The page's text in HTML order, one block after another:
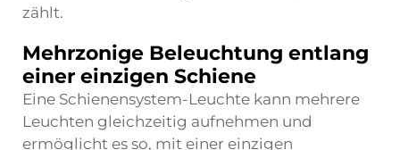
zählt.
Mehrzonige Beleuchtung entlang
einer einzigen Schiene
Eine Schienensystem-Leuchte kann mehrere
Leuchten gleichzeitig aufnehmen und
ermöglicht es so, mit einer einzigen